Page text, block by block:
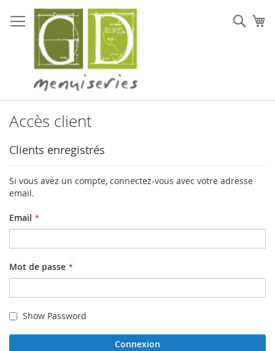
au
contenu
Accès client
Clients enregistrés
Si vous avez un compte, connectez-vous avec votre adresse
email.
Email
Mot de passe
Show Password
Connexion